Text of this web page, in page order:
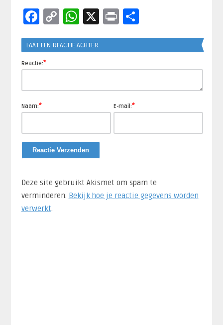
Facebook
CopyWhatsApp
X PrintDelen
LAAT EEN REACTIE ACHTER
Reactie:*
Naam:* E-mail:*
Deze site gebruikt Akismet om spam te
verminderen. Bekijk hoe je reactie gegevens worden
verwerkt.